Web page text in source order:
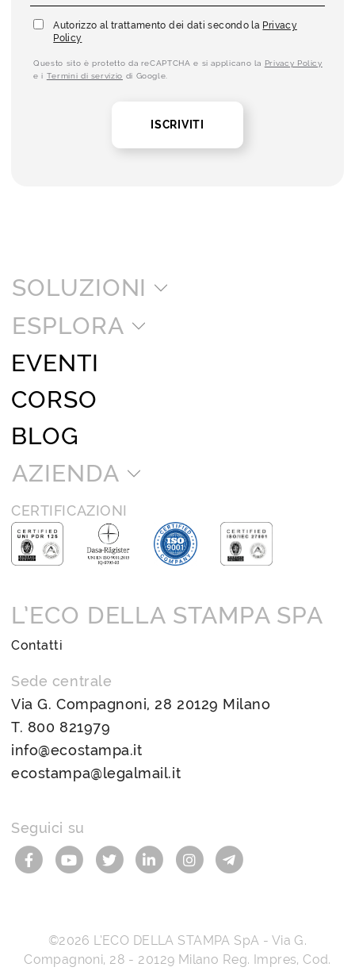
Autorizzo al trattamento dei dati secondo la Privacy
Policy
Questo sito è protetto da reCAPTCHA e si applicano la Privacy Policy
e i Termini di servizio di Google.
ISCRIVITI
SOLUZIONI
ESPLORA
EVENTI
CORSO
BLOG
AZIENDA
CERTIFICAZIONI
L’ECO DELLA STAMPA SPA
Contatti
Sede centrale
Via G. Compagnoni, 28 20129 Milano
T. 800 821979
info@ecostampa.it
ecostampa@legalmail.it
Seguici su
©2026 L’ECO DELLA STAMPA SpA - Via G.
Compagnoni, 28 - 20129 Milano Reg. Impres, Cod.